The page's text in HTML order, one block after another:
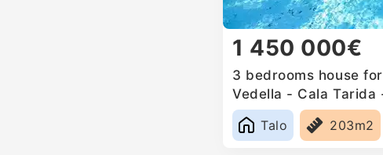
1 450 000€
3 bedrooms house
Vedella - Cala Tarida
Spain
Talo
203m2